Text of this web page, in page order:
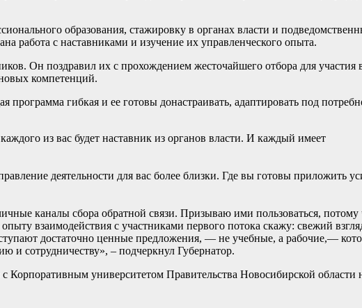
образования, стажировку в органах власти и
работа с наставниками и изучение их управленческого опыта.
Он поздравил их с прохождением жесточайшего отбора для участия
компетенций.
гибкая и ее готовы донастраивать, адаптировать под
из вас будет наставник из органов власти. И каждый имеет
деятельности для вас более близки. Где вы готовы приложить
каналы сбора обратной связи. Призываю ими пользоваться, потому
взаимодействия с участниками первого потока скажу: свежий
достаточно ценные предложения, — не учебные, а рабочие,—
и сотрудничеству», – подчеркнул Губернатор.
университетом Правительства Новосибирской области